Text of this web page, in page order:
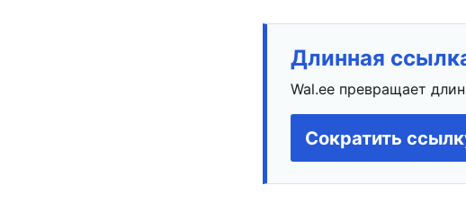
Длинная
Wal.ee превращает
Сократить